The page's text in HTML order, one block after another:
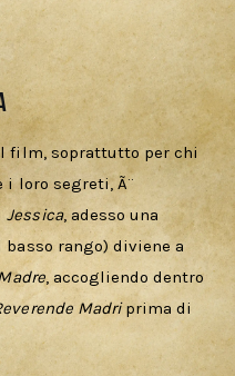
film, soprattutto per chi
i loro segreti, Ã¨
Jessica, adesso una
basso rango) diviene a
, accogliendo dentro
Madri prima di